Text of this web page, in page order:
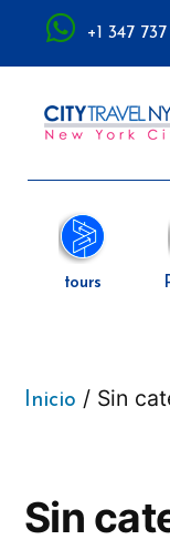
+1 347
tours
Inicio / Sin
Sin